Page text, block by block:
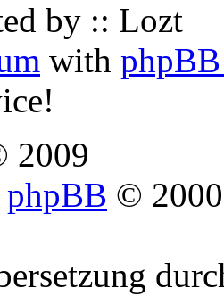
by :: Lozt
with
2009
phpBB ©